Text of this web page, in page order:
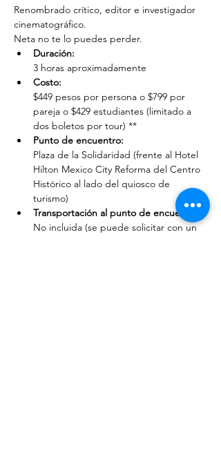
Renombrado crítico, editor e investigador
cinematográfico.
Neta no te lo puedes perder.
Duración:
3 horas aproximadamente
Costo:
$449 pesos por persona o $799 por
pareja o $429 estudiantes (limitado a
dos boletos por tour) **
Punto de encuentro:
Plaza de la Solidaridad (frente al Hotel
Hilton Mexico City Reforma del Centro
Histórico al lado del quiosco de
turismo)
Transportación al punto de encuentro:
No incluida (se puede solicitar con un